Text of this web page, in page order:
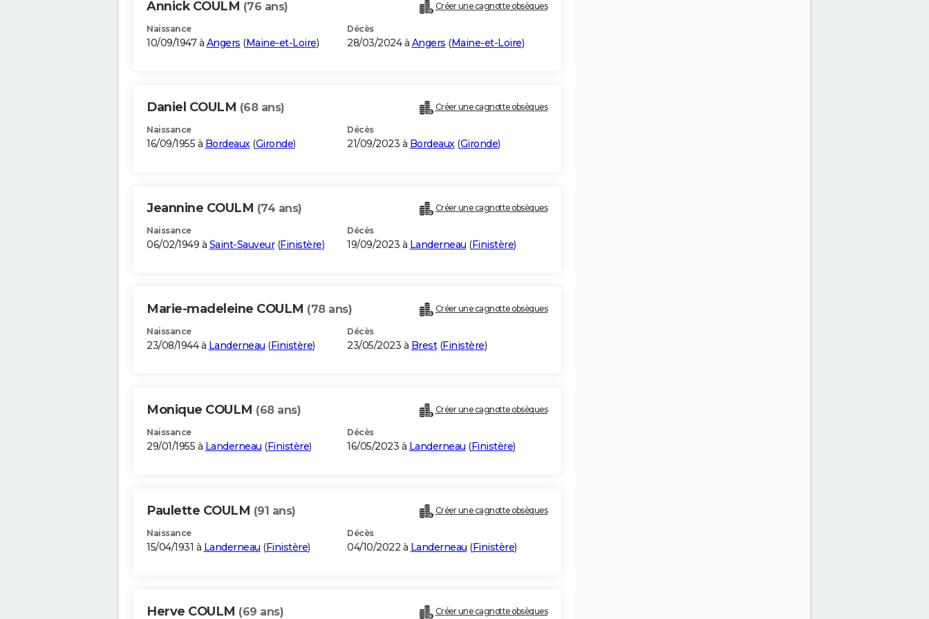
Annick COULM (76 ans) Créer une cagnotte obsèques
Naissance
10/09/1947 à Angers (Maine-et-Loire)
Décès
28/03/2024 à Angers (Maine-et-Loire)
Daniel COULM (68 ans) Créer une cagnotte obsèques
Naissance
16/09/1955 à Bordeaux(Gironde)
Décès
21/09/2023 à Bordeaux(Gironde)
Jeannine COULM (74 ans) Créer une cagnotte obsèques
Naissance
06/02/1949 à Saint-Sauveur(Finistère)
Décès
19/09/2023 à Landerneau (Finistère)
Marie-madeleine COULM (78 ans) Créer une cagnotte obsèques
Naissance
23/08/1944 à Landerneau (Finistère)
Décès
23/05/2023 à Brest(Finistère)
Monique COULM (68 ans) Créer une cagnotte obsèques
Naissance
29/01/1955 à Landerneau (Finistère)
Décès
16/05/2023 à Landerneau (Finistère)
Paulette COULM (91 ans) Créer une cagnotte obsèques
Naissance
15/04/1931 à Landerneau (Finistère)
Décès
04/10/2022 à Landerneau (Finistère)
Herve COULM (69 ans) Créer une cagnotte obsèques